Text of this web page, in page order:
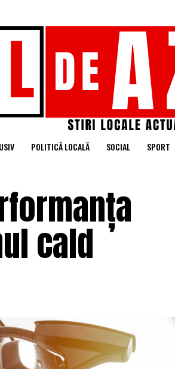
POLITICĂ LOCALĂ SOCIAL SPORT
cald